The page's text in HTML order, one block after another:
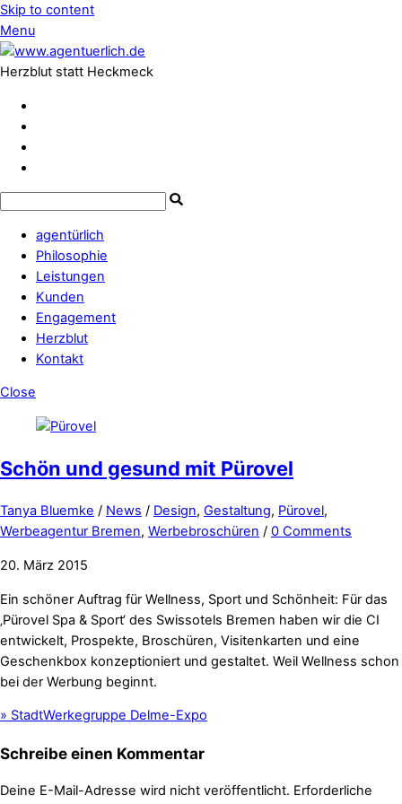
Skip to content
Menu
Herzblut statt Heckmeck
agentürlich
Philosophie
Leistungen
Kunden
Engagement
Herzblut
Kontakt
Close
Schön und gesund mit Pürovel
Tanya Bluemke / News / Design, Gestaltung, Pürovel,
Werbeagentur Bremen, Werbebroschüren / 0 Comments
20. März 2015
Ein schöner Auftrag für Wellness, Sport und Schönheit: Für das
‚Pürovel Spa & Sport‘ des Swissotels Bremen haben wir die CI
entwickelt, Prospekte, Broschüren, Visitenkarten und eine
Geschenkbox konzeptioniert und gestaltet. Weil Wellness schon
bei der Werbung beginnt.
» StadtWerkegruppe Delme-Expo
Schreibe einen Kommentar
Deine E-Mail-Adresse wird nicht veröffentlicht. Erforderliche